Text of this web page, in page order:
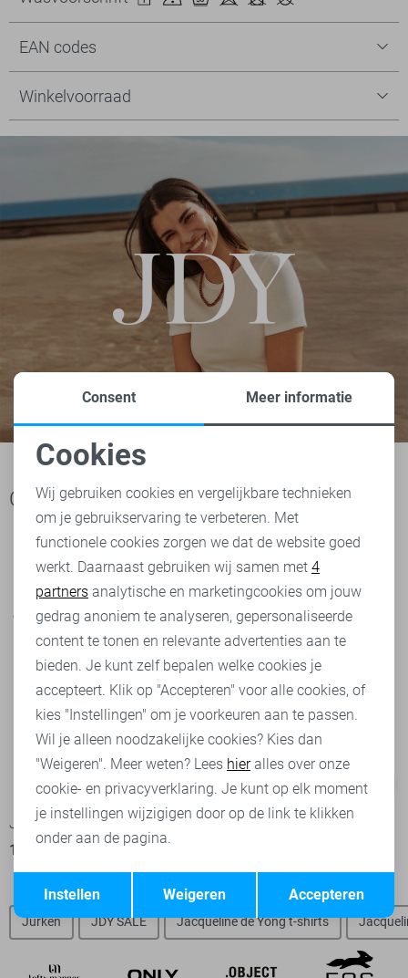
EAN codes
Winkelvoorraad
Ook het bekijken waard
-50%
Jacqueline de Yong T-shirt
11,00
-50%
Jacqueline de Yong T-shirt
Jurken JDY SALE Jacqueline de Yong t-shirts
Noodzakelijke cookies
Personalisatie cookies
Analytische cookies
Marketing cookies
Terug Opslaan
Consent Meer informatie
Cookies
Wij gebruiken cookies en vergelijkbare technieken
om je gebruikservaring te verbeteren. Met
functionele cookies zorgen we dat de website goed
werkt. Daarnaast gebruiken wij samen met 4
partners analytische en marketingcookies om jouw
gedrag anoniem te analyseren, gepersonaliseerde
content te tonen en relevante advertenties aan te
bieden. Je kunt zelf bepalen welke cookies je
accepteert. Klik op "Accepteren" voor alle cookies, of
kies "Instellingen" om je voorkeuren aan te passen.
Wil je alleen noodzakelijke cookies? Kies dan
"Weigeren". Meer weten? Lees hieralles over onze
cookie- en privacyverklaring. Je kunt op elk moment
je instellingen wijzigigen door op de link te klikken
onder aan de pagina.
Accepteren
Weigeren
Instellen